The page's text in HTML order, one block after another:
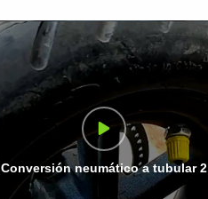
Conversión neumático a tubular 2